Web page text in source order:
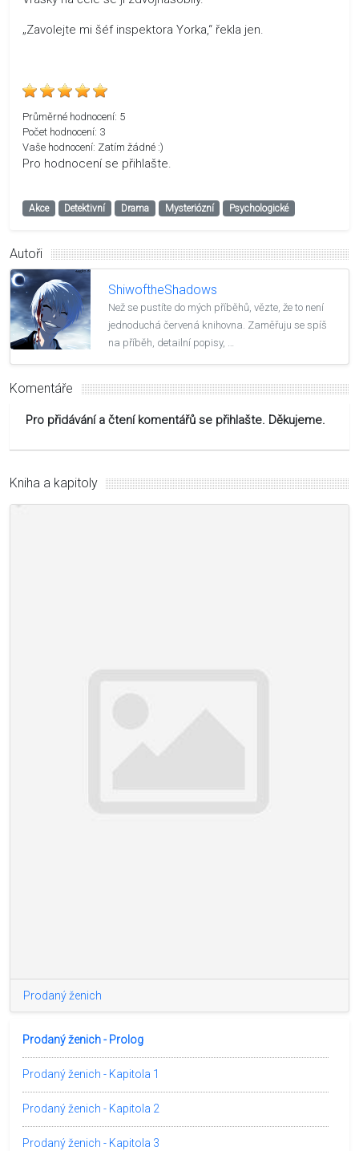
„Zavolejte mi šéf inspektora Yorka,“ řekla jen.
Průměrné hodnocení: 5
Počet hodnocení: 3
Vaše hodnocení: Zatím žádné :)
Pro hodnocení se přihlašte.
Akce Detektivní Drama Mysteriózní Psychologické
Autoři
ShiwoftheShadows
Než se pustíte do mých příběhů, vězte, že to není
jednoduchá červená knihovna. Zaměřuju se spíš
na příběh, detailní popisy, …
Komentáře
Pro přidávání a čtení komentářů se přihlašte. Děkujeme.
Kniha a kapitoly
Prodaný ženich
Prodaný ženich - Prolog
Prodaný ženich - Kapitola 1
Prodaný ženich - Kapitola 2
Prodaný ženich - Kapitola 3